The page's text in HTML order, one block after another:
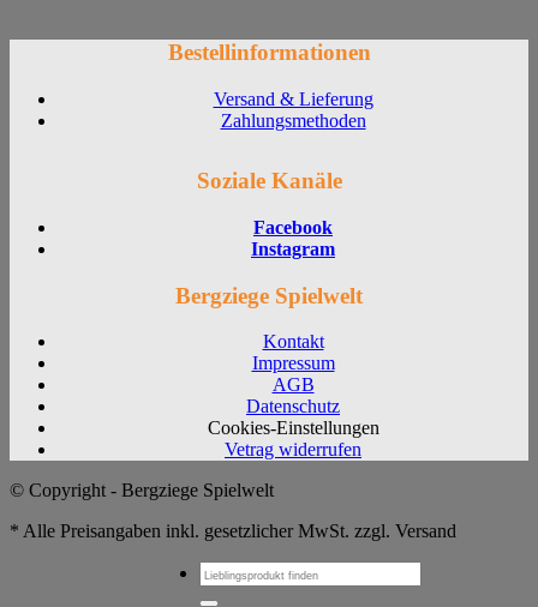
Bestellinformationen
Versand & Lieferung
Zahlungsmethoden
Soziale Kanäle
Facebook
Instagram
Bergziege Spielwelt
Kontakt
Impressum
AGB
Datenschutz
Cookies-Einstellungen
Vetrag widerrufen
© Copyright - Bergziege Spielwelt
* Alle Preisangaben inkl. gesetzlicher MwSt. zzgl. Versand
Suchen
nach: